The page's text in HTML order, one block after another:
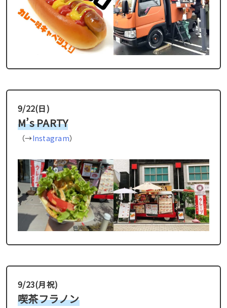
9/22(日)
M’s PARTY︎
（→Instagram）
9/23(月祝)
喫茶フラノン